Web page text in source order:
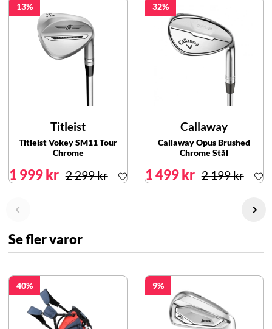
13
Titleist
Titleist Vokey SM11 Tour
Chrome
1 999 kr 2 299 kr
32
Callaway
Callaway Opus Brushed
Chrome Stål
1 499 kr 2 199 kr
Se fler varor
40 9